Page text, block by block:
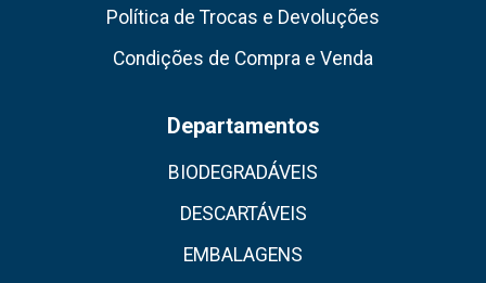
Política de Trocas e Devoluções
Condições de Compra e Venda
Departamentos
BIODEGRADÁVEIS
DESCARTÁVEIS
EMBALAGENS